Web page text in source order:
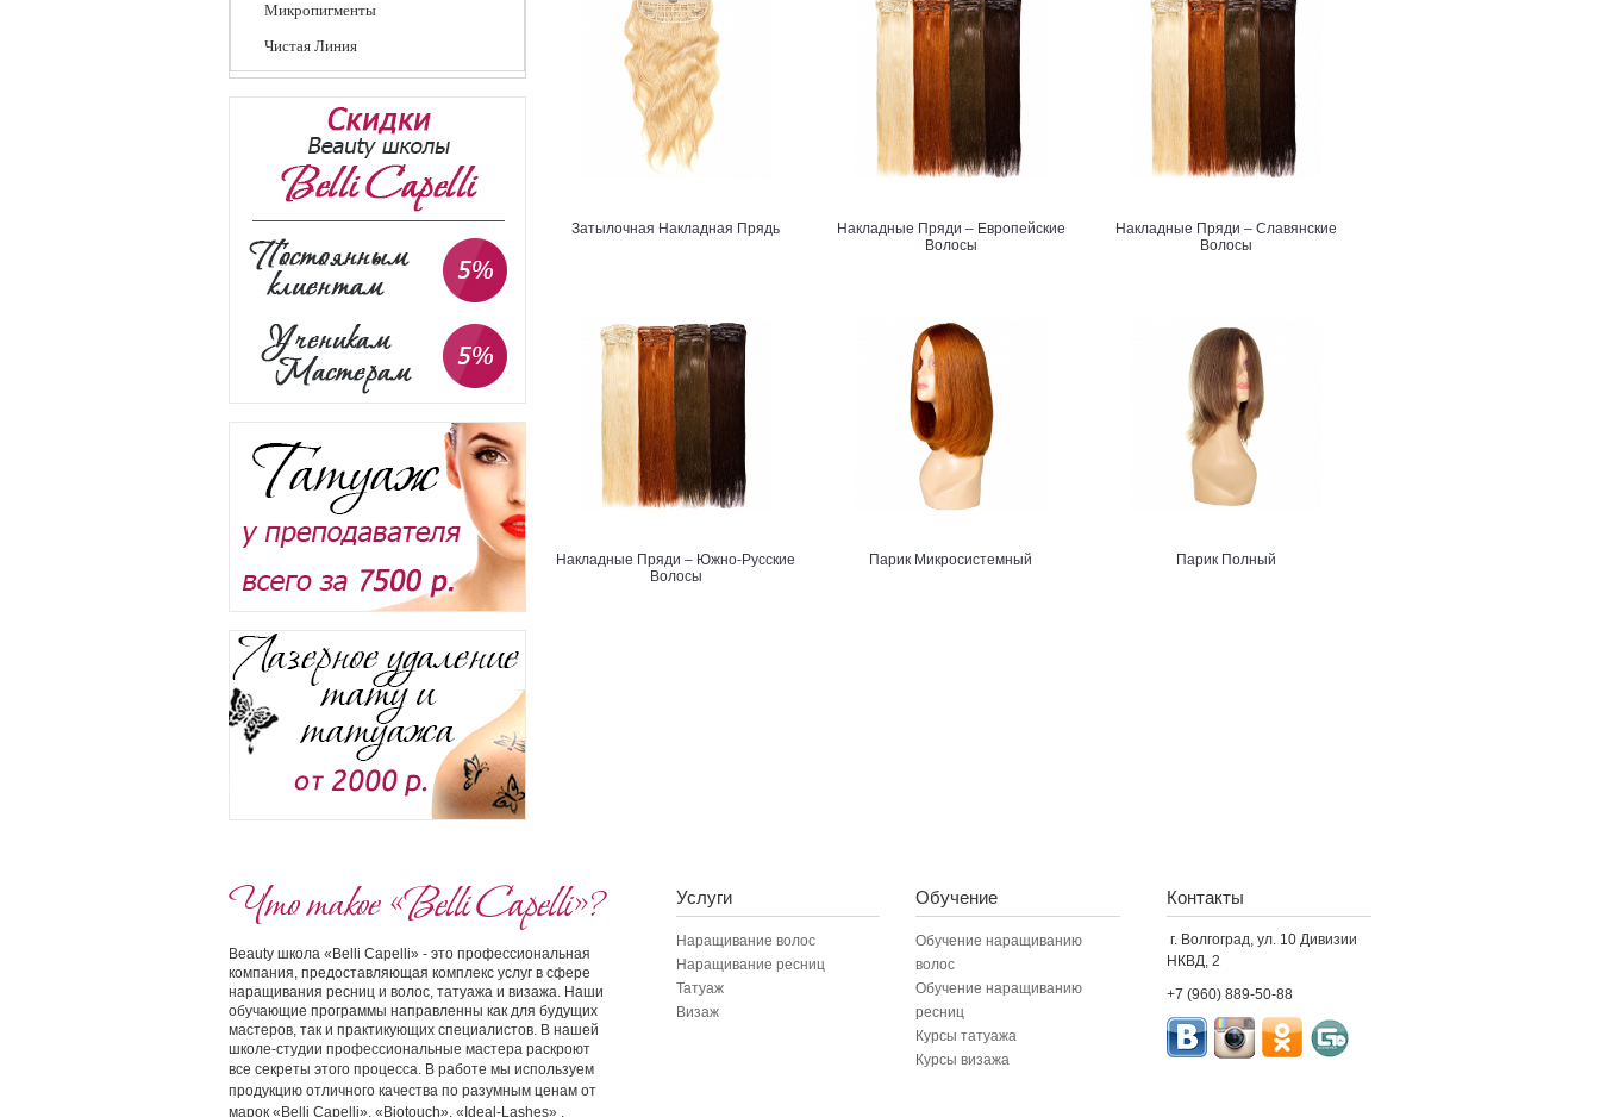
Микропигменты
Чистая Линия
Затылочная Накладная Прядь
Накладные Пряди – Европейские
Волосы
Накладные Пряди – Славянские
Волосы
Накладные Пряди – Южно-Русские
Волосы
Парик Микросистемный Парик Полный
Что такое «Belli Capelli»?
Beauty школа «Belli Capelli» - это профессиональная
компания, предоставляющая комплекс услуг в сфере
наращивания ресниц и волос, татуажа и визажа. Наши
обучающие программы направленны как для будущих
мастеров, так и практикующих специалистов. В нашей
школе-студии профессиональные мастера раскроют
все секреты этого процесса. В работе мы используем
продукцию отличного качества по разумным ценам от
марок «Belli Capelli», «Biotouch», «Ideal-Lashes» .
Услуги
Наращивание волос
Наращивание ресниц
Татуаж
Визаж
Обучение
Обучение наращиванию
волос
Обучение наращиванию
ресниц
Курсы татуажа
Курсы визажа
Контакты
г. Волгоград, ул. 10 Дивизии
НКВД, 2
+7 (960) 889-50-88